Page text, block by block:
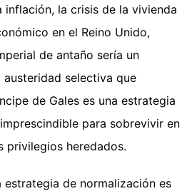
la crisis de la vivienda
en el Reino Unido,
de antaño sería un
selectiva que
de Gales es una estrategia
para sobrevivir en
privilegios heredados.
estrategia de normalización es